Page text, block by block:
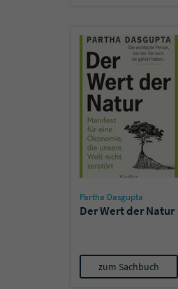
Partha Dasgupta
Der Wert der Natur
zum Sachbuch